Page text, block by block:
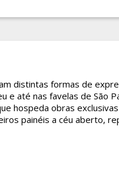
distintas formas de
e até nas favelas de São
hospeda obras
painéis a céu aberto,